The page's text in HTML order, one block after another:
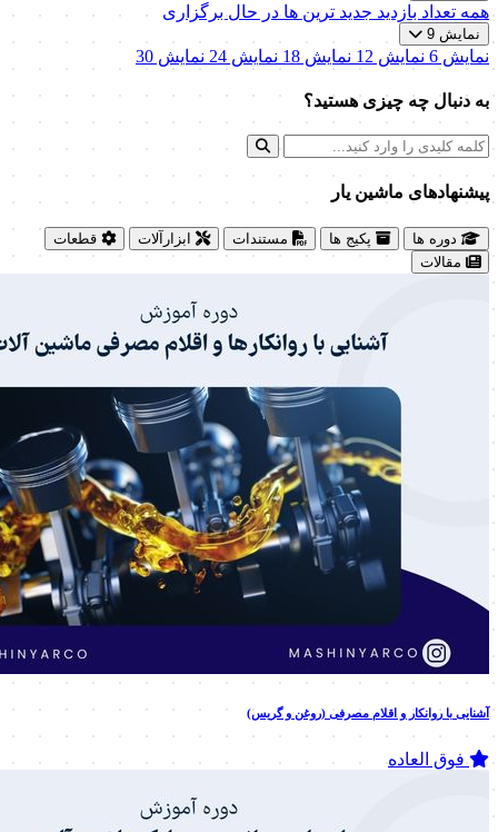
همه تعداد بازدید جدید ترین هادر حال برگزاری
نمایش 9
نمایش 6 نمایش 12 نمایش 18 نمایش 24 نمایش 30
به دنبال چه چیزی هستید؟
پیشنهاد‌های ماشین یار
دوره ها پکیج ها مستندات ابزارآلات
قطعات
مقالات
آشنایی با روانکار و اقلام مصرفی (روغن و گریس)
فوق العاده